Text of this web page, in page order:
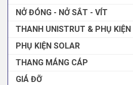
NỞ ĐÓNG - NỞ SẮT - VÍT
THANH UNISTRUT & PHỤ KIỆN
PHỤ KIỆN SOLAR
THANG MÁNG CÁP
GIÁ ĐỠ